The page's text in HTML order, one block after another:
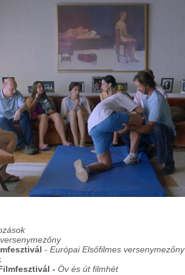
- Európai Elsőfilmes versenymezőny
- Öv és út filmhét